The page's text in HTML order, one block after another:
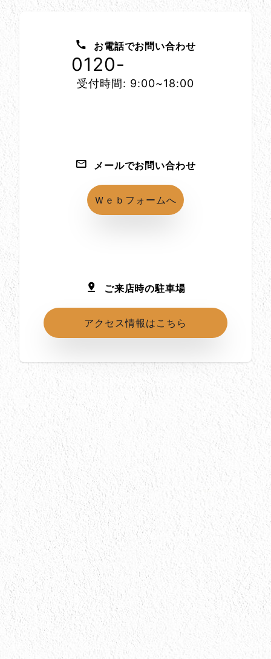
お電話でお問い合わせ
0120-
受付時間: 9:00~18:00
メールでお問い合わせ
Ｗｅｂフォームへ
ご来店時の駐車場
アクセス情報はこちら
所在地